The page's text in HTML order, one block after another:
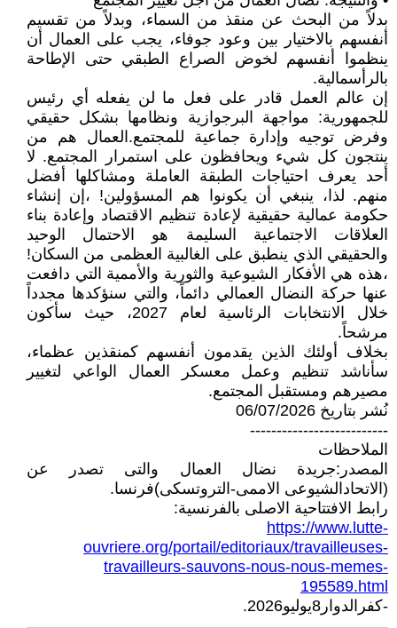
بدلاً من البحث عن منقذ من السماء، وبدلاً من تقسيم
أنفسهم بالاختيار بين وعود جوفاء، يجب على العمال أن
ينظموا أنفسهم لخوض الصراع الطبقي حتى الإطاحة
بالرأسمالية.
إن عالم العمل قادر على فعل ما لن يفعله أي رئيس
للجمهورية: مواجهة البرجوازية ونظامها بشكل حقيقي
وفرض توجيه وإدارة جماعية للمجتمع.العمال هم من
ينتجون كل شيء ويحافظون على استمرار المجتمع. لا
أحد يعرف احتياجات الطبقة العاملة ومشاكلها أفضل
منهم. لذا، ينبغي أن يكونوا هم المسؤولين! ،إن إنشاء
حكومة عمالية حقيقية لإعادة تنظيم الاقتصاد وإعادة بناء
العلاقات الاجتماعية السليمة هو الاحتمال الوحيد
والحقيقي الذي ينطبق على الغالبية العظمى من السكان!
،هذه هي الأفكار الشيوعية والثورية والأممية التي دافعت
عنها حركة النضال العمالي دائماً، والتي سنؤكدها مجدداً
خلال الانتخابات الرئاسية لعام 2027، حيث سأكون
مرشحاً.
بخلاف أولئك الذين يقدمون أنفسهم كمنقذين عظماء،
سأناشد تنظيم وعمل معسكر العمال الواعي لتغيير
مصيرهم ومستقبل المجتمع.
نُشر بتاريخ 06/07/2026
--------------------------
الملاحظات
المصدر:جريدة نضال العمال والتى تصدر عن
(الاتحادالشيوعى الاممى-التروتسكى)فرنسا.
رابط الافتتاحية الاصلى بالفرنسية:
https://www.lutte-
ouvriere.org/portail/editoriaux/travailleuses-
travailleurs-sauvons-nous-nous-memes-
195589.html
-كفرالدوار8يوليو2026.